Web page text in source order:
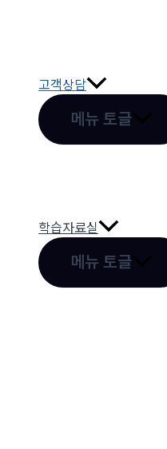
고객상담
메뉴 토글
학습자료실
메뉴 토글